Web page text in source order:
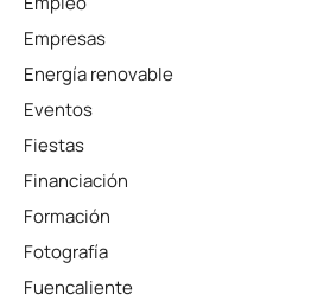
Empresas
Energía renovable
Eventos
Fiestas
Financiación
Formación
Fotografía
Fuencaliente